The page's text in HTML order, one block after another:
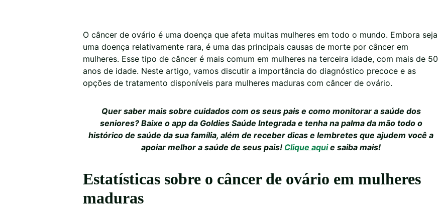
O câncer de ovário é uma doença que afeta muitas mulheres em todo o mundo. Embora seja
uma doença relativamente rara, é uma das principais causas de morte por câncer em
mulheres. Esse tipo de câncer é mais comum em mulheres na terceira idade, com mais de 50
anos de idade. Neste artigo, vamos discutir a importância do diagnóstico precoce e as
opções de tratamento disponíveis para mulheres maduras com câncer de ovário.
Quer saber mais sobre cuidados com os seus pais e como monitorar a saúde dos
seniores? Baixe o app da Goldies Saúde Integrada e tenha na palma da mão todo o
histórico de saúde da sua família, além de receber dicas e lembretes que ajudem você a
apoiar melhor a saúde de seus pais! Clique aquie saiba mais!
Estatísticas sobre o câncer de ovário em mulheres
maduras